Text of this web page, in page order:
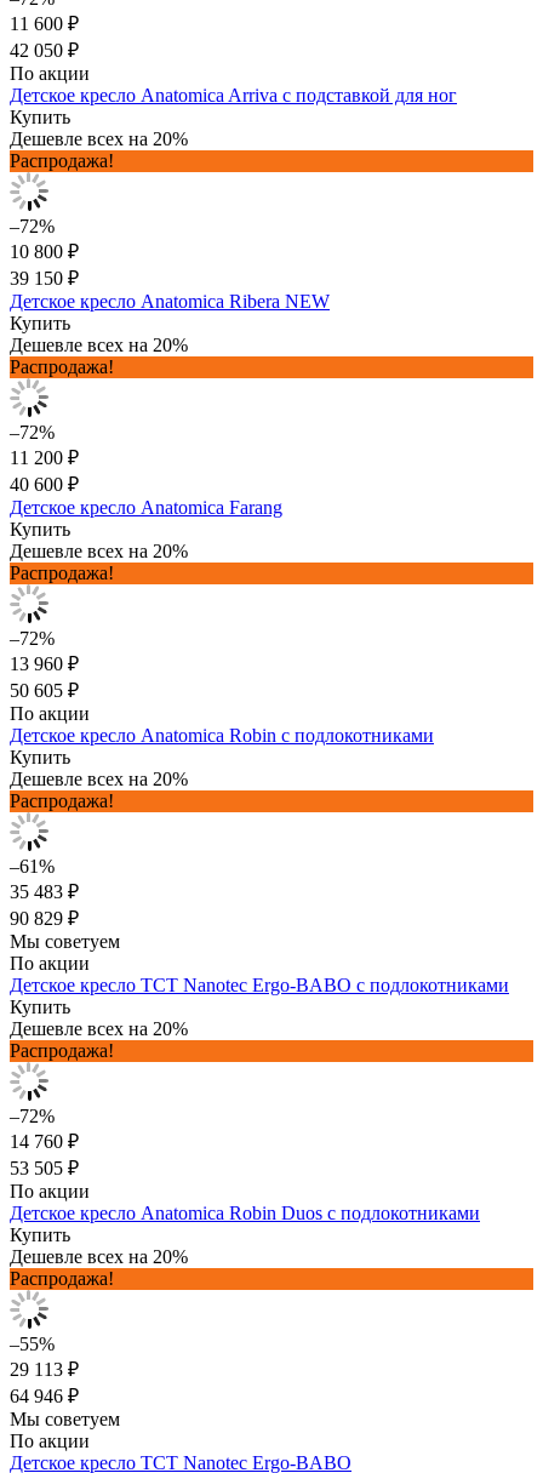
11 600 ₽
42 050 ₽
По акции
Детское кресло Anatomica Arriva с подставкой для ног
Купить
Дешевле всех на 20%
Распродажа!
–72%
10 800 ₽
39 150 ₽
Детское кресло Anatomica Ribera NEW
Купить
Дешевле всех на 20%
Распродажа!
–72%
11 200 ₽
40 600 ₽
Детское кресло Anatomica Farang
Купить
Дешевле всех на 20%
Распродажа!
–72%
13 960 ₽
50 605 ₽
По акции
Детское кресло Anatomica Robin с подлокотниками
Купить
Дешевле всех на 20%
Распродажа!
–61%
35 483 ₽
90 829 ₽
Мы советуем
По акции
Детское кресло TCT Nanotec Ergo-BABO с подлокотниками
Купить
Дешевле всех на 20%
Распродажа!
–72%
14 760 ₽
53 505 ₽
По акции
Детское кресло Anatomica Robin Duos с подлокотниками
Купить
Дешевле всех на 20%
Распродажа!
–55%
29 113 ₽
64 946 ₽
Мы советуем
По акции
Детское кресло TCT Nanotec Ergo-BABO